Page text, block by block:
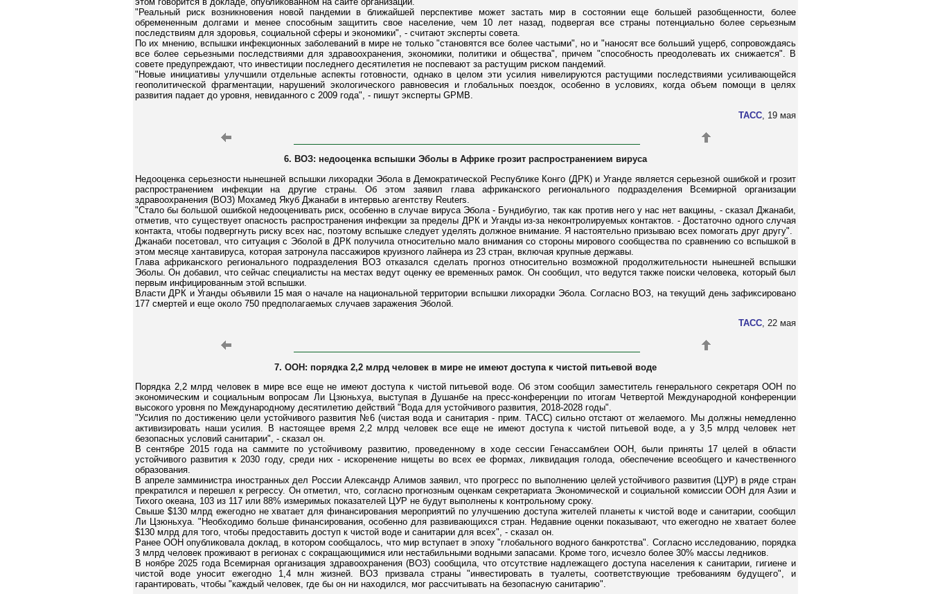
"Реальный риск возникновения новой пандемии в ближайшей перспективе может застать мир в состоянии еще большей разобщенности, более
обремененным долгами и менее способным защитить свое население, чем 10 лет назад, подвергая все страны потенциально более серьезным
последствиям для здоровья, социальной сферы и экономики", - считают эксперты совета.
По их мнению, вспышки инфекционных заболеваний в мире не только "становятся все более частыми", но и "наносят все больший ущерб, сопровождаясь
все более серьезными последствиями для здравоохранения, экономики, политики и общества", причем "способность преодолевать их снижается". В
совете предупреждают, что инвестиции последнего десятилетия не поспевают за растущим риском пандемий.
"Новые инициативы улучшили отдельные аспекты готовности, однако в целом эти усилия нивелируются растущими последствиями усиливающейся
геополитической фрагментации, нарушений экологического равновесия и глобальных поездок, особенно в условиях, когда объем помощи в целях
развития падает до уровня, невиданного с 2009 года", - пишут эксперты GPMB.
ТАСС , 19 мая
6. ВОЗ: недооценка вспышки Эболы в Африке грозит распространением вируса
Недооценка серьезности нынешней вспышки лихорадки Эбола в Демократической Республике Конго (ДРК) и Уганде является серьезной ошибкой и грозит
распространением инфекции на другие страны. Об этом заявил глава африканского регионального подразделения Всемирной организации
здравоохранения (ВОЗ) Мохамед Якуб Джанаби в интервью агентству Reuters.
"Стало бы большой ошибкой недооценивать риск, особенно в случае вируса Эбола - Бундибугио, так как против него у нас нет вакцины, - сказал Джанаби,
отметив, что существует опасность распространения инфекции за пределы ДРК и Уганды из-за неконтролируемых контактов. - Достаточно одного случая
контакта, чтобы подвергнуть риску всех нас, поэтому вспышке следует уделять должное внимание. Я настоятельно призываю всех помогать друг другу".
Джанаби посетовал, что ситуация с Эболой в ДРК получила относительно мало внимания со стороны мирового сообщества по сравнению со вспышкой в
этом месяце хантавируса, которая затронула пассажиров круизного лайнера из 23 стран, включая крупные державы.
Глава африканского регионального подразделения ВОЗ отказался сделать прогноз относительно возможной продолжительности нынешней вспышки
Эболы. Он добавил, что сейчас специалисты на местах ведут оценку ее временных рамок. Он сообщил, что ведутся также поиски человека, который был
первым инфицированным этой вспышки.
Власти ДРК и Уганды объявили 15 мая о начале на национальной территории вспышки лихорадки Эбола. Согласно ВОЗ, на текущий день зафиксировано
177 смертей и еще около 750 предполагаемых случаев заражения Эболой.
ТАСС , 22 мая
7. ООН: порядка 2,2 млрд человек в мире не имеют доступа к чистой питьевой воде
Порядка 2,2 млрд человек в мире все еще не имеют доступа к чистой питьевой воде. Об этом сообщил заместитель генерального секретаря ООН по
экономическим и социальным вопросам Ли Цзюньхуа, выступая в Душанбе на пресс-конференции по итогам Четвертой Международной конференции
высокого уровня по Международному десятилетию действий "Вода для устойчивого развития, 2018-2028 годы".
"Усилия по достижению цели устойчивого развития №6 (чистая вода и санитария - прим. ТАСС) сильно отстают от желаемого. Мы должны немедленно
активизировать наши усилия. В настоящее время 2,2 млрд человек все еще не имеют доступа к чистой питьевой воде, а у 3,5 млрд человек нет
безопасных условий санитарии", - сказал он.
В сентябре 2015 года на саммите по устойчивому развитию, проведенному в ходе сессии Генассамблеи ООН, были приняты 17 целей в области
устойчивого развития к 2030 году, среди них - искоренение нищеты во всех ее формах, ликвидация голода, обеспечение всеобщего и качественного
образования.
В апреле замминистра иностранных дел России Александр Алимов заявил, что прогресс по выполнению целей устойчивого развития (ЦУР) в ряде стран
прекратился и перешел к регрессу. Он отметил, что, согласно прогнозным оценкам секретариата Экономической и социальной комиссии ООН для Азии и
Тихого океана, 103 из 117 или 88% измеримых показателей ЦУР не будут выполнены к контрольному сроку.
Свыше $130 млрд ежегодно не хватает для финансирования мероприятий по улучшению доступа жителей планеты к чистой воде и санитарии, сообщил
Ли Цзюньхуа. "Необходимо больше финансирования, особенно для развивающихся стран. Недавние оценки показывают, что ежегодно не хватает более
$130 млрд для того, чтобы предоставить доступ к чистой воде и санитарии для всех", - сказал он.
Ранее ООН опубликовала доклад, в котором сообщалось, что мир вступает в эпоху "глобального водного банкротства". Согласно исследованию, порядка
3 млрд человек проживают в регионах с сокращающимися или нестабильными водными запасами. Кроме того, исчезло более 30% массы ледников.
В ноябре 2025 года Всемирная организация здравоохранения (ВОЗ) сообщила, что отсутствие надлежащего доступа населения к санитарии, гигиене и
чистой воде уносит ежегодно 1,4 млн жизней. ВОЗ призвала страны "инвестировать в туалеты, соответствующие требованиям будущего", и
гарантировать, чтобы "каждый человек, где бы он ни находился, мог рассчитывать на безопасную санитарию".